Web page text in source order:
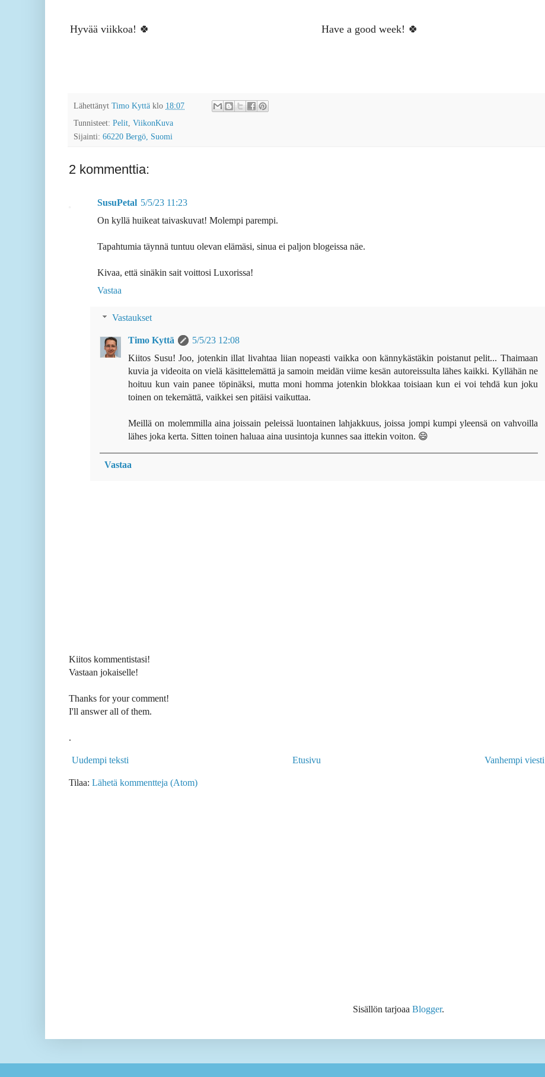
Hyvää viikkoa! 🍀 Have a good week! 🍀
Lähettänyt Timo Kyttä klo 18:07
Tunnisteet: Pelit, ViikonKuva
Sijainti: 66220 Bergö, Suomi
2 kommenttia:
SusuPetal 5/5/23 11:23
On kyllä huikeat taivaskuvat! Molempi parempi.
Tapahtumia täynnä tuntuu olevan elämäsi, sinua ei paljon blogeissa näe.
Kivaa, että sinäkin sait voittosi Luxorissa!
Vastaa
Vastaukset
Timo Kyttä
5/5/23 12:08
Kiitos Susu! Joo, jotenkin illat livahtaa liian nopeasti vaikka oon kännykästäkin poistanut pelit... Thaimaan
kuvia ja videoita on vielä käsittelemättä ja samoin meidän viime kesän autoreissulta lähes kaikki. Kyllähän ne
hoituu kun vain panee töpinäksi, mutta moni homma jotenkin blokkaa toisiaan kun ei voi tehdä kun joku
toinen on tekemättä, vaikkei sen pitäisi vaikuttaa.
Meillä on molemmilla aina joissain peleissä luontainen lahjakkuus, joissa jompi kumpi yleensä on vahvoilla
lähes joka kerta. Sitten toinen haluaa aina uusintoja kunnes saa ittekin voiton. 😄
Vastaa
Kiitos kommentistasi!
Vastaan jokaiselle!
Thanks for your comment!
I'll answer all of them.
.
Uudempi teksti Vanhempi viesti
Etusivu
Tilaa: Lähetä kommentteja (Atom)
Sisällön tarjoaa Blogger.